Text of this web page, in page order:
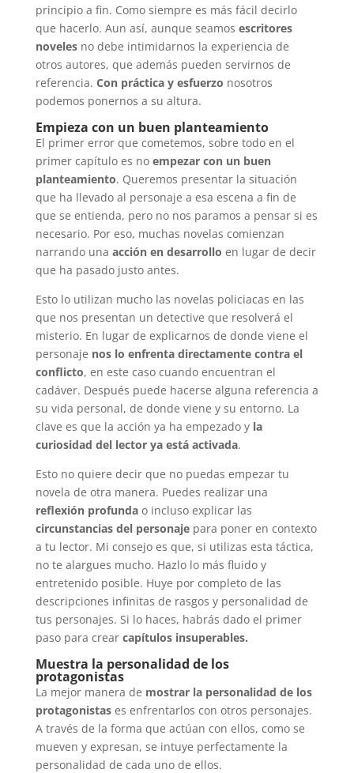
principio a fin. Como siempre es más fácil decirlo
que hacerlo. Aun así, aunque seamos escritores
novelesno debe intimidarnos la experiencia de
otros autores, que además pueden servirnos de
referencia. Con práctica y esfuerzo nosotros
podemos ponernos a su altura.
Empieza con un buen planteamiento
El primer error que cometemos, sobre todo en el
primer capítulo es no empezar con un buen
planteamiento. Queremos presentar la situación
que ha llevado al personaje a esa escena a fin de
que se entienda, pero no nos paramos a pensar si es
necesario. Por eso, muchas novelas comienzan
narrando una acción en desarrollo en lugar de decir
que ha pasado justo antes.
Esto lo utilizan mucho las novelas policiacas en las
que nos presentan un detective que resolverá el
misterio. En lugar de explicarnos de donde viene el
personaje nos lo enfrenta directamente contra el
conflicto, en este caso cuando encuentran el
cadáver. Después puede hacerse alguna referencia a
su vida personal, de donde viene y su entorno. La
clave es que la acción ya ha empezado yla
curiosidad del lector ya está activada.
Esto no quiere decir que no puedas empezar tu
novela de otra manera. Puedes realizar una
reflexión profundao incluso explicar las
circunstancias del personajepara poner en contexto
a tu lector. Mi consejo es que, si utilizas esta táctica,
no te alargues mucho. Hazlo lo más fluido y
entretenido posible. Huye por completo de las
descripciones infinitas de rasgos y personalidad de
tus personajes. Si lo haces, habrás dado el primer
paso para crear capítulos insuperables.
Muestra la personalidad de los
protagonistas
La mejor manera de mostrar la personalidad de los
protagonistases enfrentarlos con otros personajes.
A través de la forma que actúan con ellos, como se
mueven y expresan, se intuye perfectamente la
personalidad de cada uno de ellos.